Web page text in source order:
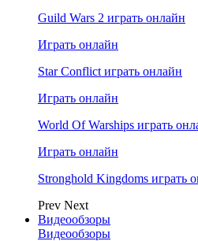
Guild Wars 2 играть онлайн
Играть онлайн
Star Conflict играть онлайн
Играть онлайн
World Of Warships играть
Играть онлайн
Stronghold Kingdoms играть
Prev Next
Видеообзоры
Видеообзоры